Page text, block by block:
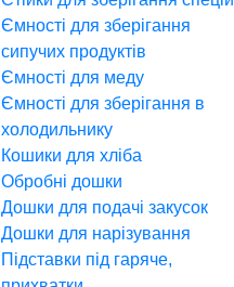
Ємності для зберігання
сипучих продуктів
Ємності для меду
Ємності для зберігання в
холодильнику
Кошики для хліба
Обробні дошки
Дошки для подачі закусок
Дошки для нарізування
Підставки під гаряче,